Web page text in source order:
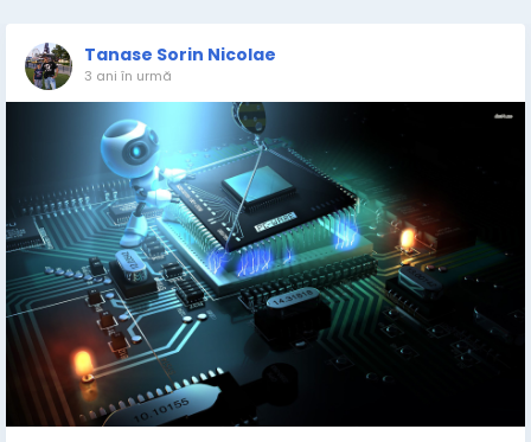
Tanase Sorin Nicolae
3 ani în urmă